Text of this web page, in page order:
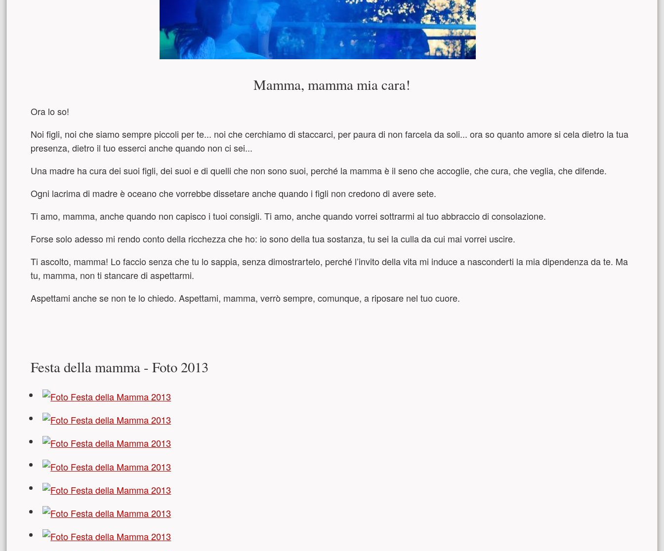
Mamma, mamma mia cara!
Ora lo so!
Noi figli, noi che siamo sempre piccoli per te... noi che cerchiamo di staccarci, per paura di non farcela da soli... ora so quanto amore si cela dietro la tua
presenza, dietro il tuo esserci anche quando non ci sei...
Una madre ha cura dei suoi figli, dei suoi e di quelli che non sono suoi, perché la mamma è il seno che accoglie, che cura, che veglia, che difende.
Ogni lacrima di madre è oceano che vorrebbe dissetare anche quando i figli non credono di avere sete.
Ti amo, mamma, anche quando non capisco i tuoi consigli. Ti amo, anche quando vorrei sottrarmi al tuo abbraccio di consolazione.
Forse solo adesso mi rendo conto della ricchezza che ho: io sono della tua sostanza, tu sei la culla da cui mai vorrei uscire.
Ti ascolto, mamma! Lo faccio senza che tu lo sappia, senza dimostrartelo, perché l’invito della vita mi induce a nasconderti la mia dipendenza da te. Ma
tu, mamma, non ti stancare di aspettarmi.
Aspettami anche se non te lo chiedo. Aspettami, mamma, verrò sempre, comunque, a riposare nel tuo cuore.
Festa della mamma - Foto 2013